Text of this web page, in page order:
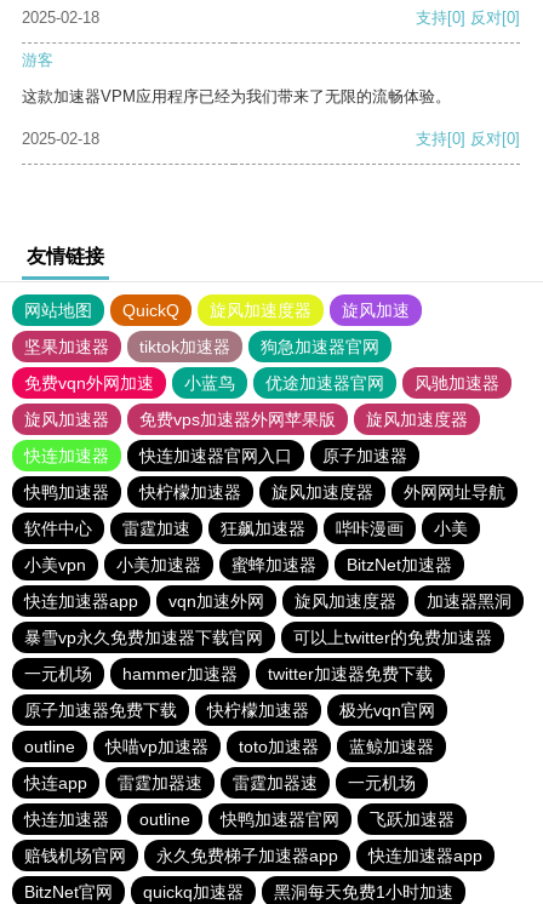
2025-02-18 支持[0] 反对[0]
游客
这款加速器VPM应用程序已经为我们带来了无限的流畅体验。
2025-02-18 支持[0] 反对[0]
友情链接
网站地图 QuickQ 旋风加速度器
旋风加速
坚果加速器
tiktok加速器
狗急加速器官网
免费vqn外网加速
小蓝鸟 优途加速器官网
风驰加速器
旋风加速器
免费vps加速器外网苹果版
旋风加速度器
快连加速器
快连加速器官网入口
原子加速器
快鸭加速器
快柠檬加速器 旋风加速度器
外网网址导航
软件中心
雷霆加速 狂飙加速器 哔咔漫画
小美
小美vpn
小美加速器 蜜蜂加速器
BitzNet加速器
快连加速器app
vqn加速外网 旋风加速度器
加速器黑洞
暴雪vp永久免费加速器下载官网
可以上twitter的免费加速器
一元机场
hammer加速器
twitter加速器免费下载
原子加速器免费下载
快柠檬加速器
极光vqn官网
outline
快喵vp加速器 toto加速器
蓝鲸加速器
快连app
雷霆加器速 雷霆加器速
一元机场
快连加速器
outline 快鸭加速器官网
飞跃加速器
赔钱机场官网
永久免费梯子加速器app
快连加速器app
BitzNet官网
quickq加速器 黑洞每天免费1小时加速